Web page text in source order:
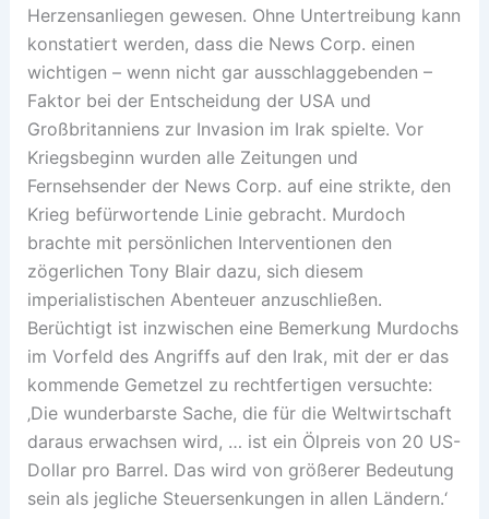
Herzensanliegen gewesen. Ohne Untertreibung kann
konstatiert werden, dass die News Corp. einen
wichtigen – wenn nicht gar ausschlaggebenden –
Faktor bei der Entscheidung der USA und
Großbritanniens zur Invasion im Irak spielte. Vor
Kriegsbeginn wurden alle Zeitungen und
Fernsehsender der News Corp. auf eine strikte, den
Krieg befürwortende Linie gebracht. Murdoch
brachte mit persönlichen Interventionen den
zögerlichen Tony Blair dazu, sich diesem
imperialistischen Abenteuer anzuschließen.
Berüchtigt ist inzwischen eine Bemerkung Murdochs
im Vorfeld des Angriffs auf den Irak, mit der er das
kommende Gemetzel zu rechtfertigen versuchte:
‚Die wunderbarste Sache, die für die Weltwirtschaft
daraus erwachsen wird, … ist ein Ölpreis von 20 US-
Dollar pro Barrel. Das wird von größerer Bedeutung
sein als jegliche Steuersenkungen in allen Ländern.‘